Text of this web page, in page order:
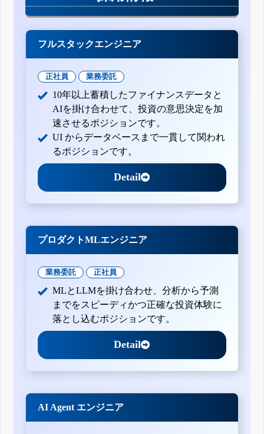
フルスタックエンジニア
正社員 業務委託
10年以上蓄積したファイナンスデータと
AIを掛け合わせて、投資の意思決定を加
速させるポジションです。
UI からデータベースまで一貫して関われ
るポジションです。
Detail
プロダクトMLエンジニア
業務委託 正社員
MLとLLMを掛け合わせ、分析から予測
までをスピーディかつ正確な投資体験に
落とし込むポジションです。
Detail
AI Agent エンジニア